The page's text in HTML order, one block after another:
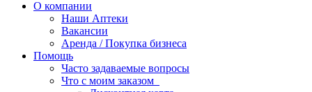
О компании
Наши Аптеки
Вакансии
Аренда / Покупка бизнеса
Помощь
Часто задаваемые вопросы
Что с моим заказом